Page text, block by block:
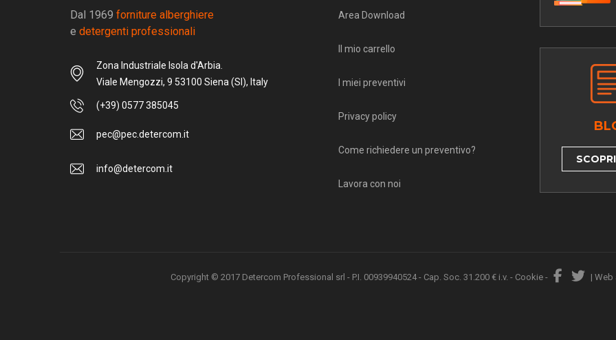
Dal 1969 forniture alberghiere
e detergenti professionali
Zona Industriale Isola d'Arbia.
Viale Mengozzi, 9 53100 Siena (SI), Italy
(+39) 0577 385045
pec@pec.detercom.it
info@detercom.it
Area Download
Il mio carrello
I miei preventivi
Privacy policy
Come richiedere un preventivo?
Lavora con noi
Copyright © 2017 Detercom Professional srl - P.I. 00939940524 - Cap. Soc. 31.200 € i.v. - Cookie - | Web